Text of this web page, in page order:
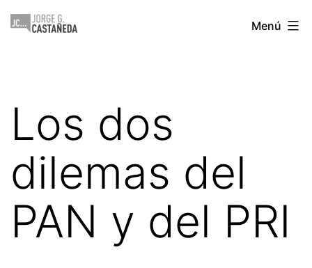
Saltar
Jorge
Menú
Los dos
dilemas del
PAN y del PRI